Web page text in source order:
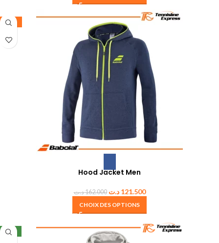
-25%
Hood Jacket Men
162.000د.ت 121.500 د.ت
CHOIX DES OPTIONS
NEW